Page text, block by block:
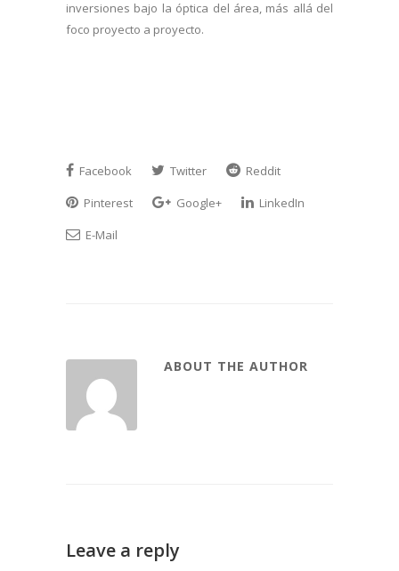
inversiones bajo la óptica del área, más allá del
foco proyecto a proyecto.
Facebook Twitter
Reddit
Pinterest
Google+
LinkedIn
E-Mail
ABOUT THE AUTHOR
Leave a reply